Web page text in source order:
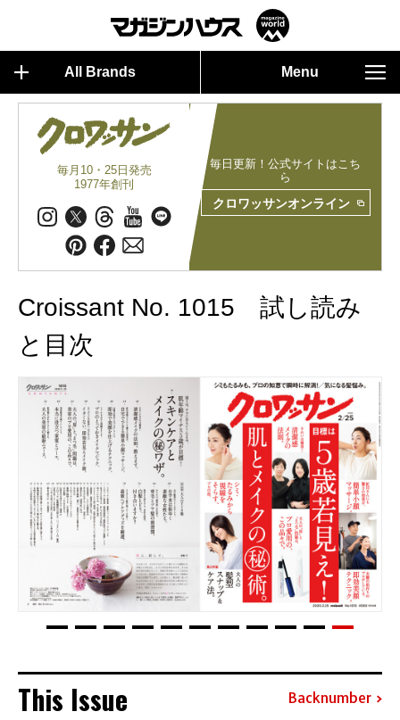
All Brands Menu
毎月10・25日発売
1977年創刊
毎日更新！公式サイトはこち
ら
クロワッサンオンライン
Croissant No. 1015 試し読み
と目次
This Issue Backnumber